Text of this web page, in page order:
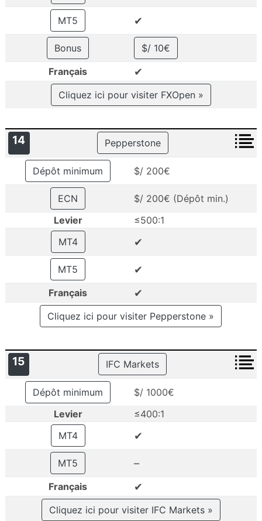
MT5 ✔
Bonus
$/ 10€
Français
✔
Cliquez ici pour visiter FXOpen »
14 Pepperstone
Dépôt minimum $/ 200€
ECN
$/ 200€ (Dépôt min.)
Levier
≤500:1
MT4
✔
MT5 ✔
Français ✔
Cliquez ici pour visiter Pepperstone »
15 IFC Markets
Dépôt minimum
$/ 1000€
Levier
≤400:1
MT4
✔
MT5 –
Français ✔
Cliquez ici pour visiter IFC Markets »